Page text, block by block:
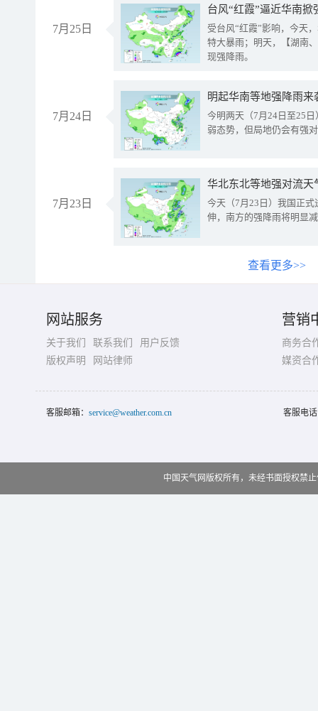
7月25日
台风“红霞”逼近华南
受台风“红霞”影响，今天
特大暴雨；明天，【湖南
现强降雨。
7月24日
明起华南等地强降雨
今明两天（7月24日至25
弱态势，但局地仍会有强
7月23日
华北东北等地强对流天
今天（7月23日）我国正
伸，南方的强降雨将明显
查看更多>>
网站服务
关于我们 联系我们
用户反馈
版权声明
网站律师
营销
商务合
媒资合
客服邮箱： service@weather.com.cn 客服电
中国天气网版权所有，未经书面授权